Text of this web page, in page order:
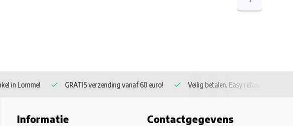
in Lommel GRATIS verzending vanaf 60 euro! Veilig betalen, Easy retour
Informatie Contactgegevens